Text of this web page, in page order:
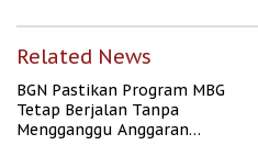
Related News
BGN Pastikan Program MBG
Tetap Berjalan Tanpa
Mengganggu Anggaran